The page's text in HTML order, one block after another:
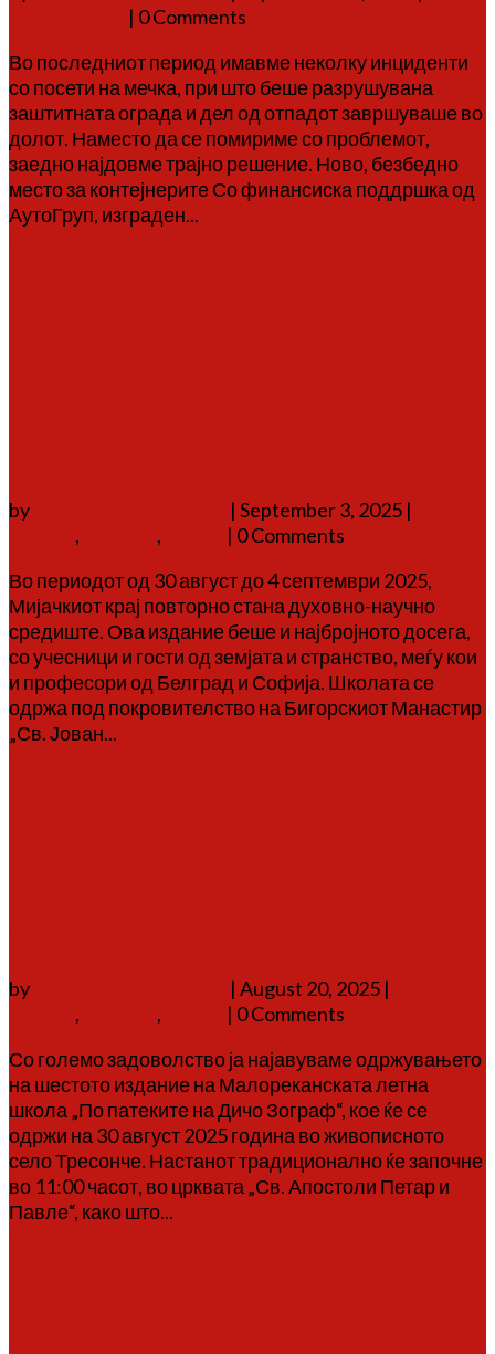
| 0 Comments
Во последниот период имавме неколку инциденти
со посети на мечка, при што беше разрушувана
заштитната ограда и дел од отпадот завршуваше во
долот. Наместо да се помириме со проблемот,
заедно најдовме трајно решение. Ново, безбедно
место за контејнерите Со финансиска поддршка од
АутоГруп, изграден...
by | September 3, 2025 |
, ,
| 0 Comments
Во периодот од 30 август до 4 септември 2025,
Мијачкиот крај повторно стана духовно-научно
средиште. Ова издание беше и најбројното досега,
со учесници и гости од земјата и странство, меѓу кои
и професори од Белград и Софија. Школата се
одржа под покровителство на Бигорскиот Манастир
„Св. Јован...
by | August 20, 2025 |
, ,
| 0 Comments
Со големо задоволство ја најавуваме одржувањето
на шестото издание на Малореканската летна
школа „По патеките на Дичо Зограф“, кое ќе се
одржи на 30 август 2025 година во живописното
село Тресонче. Настанот традиционално ќе започне
во 11:00 часот, во црквата „Св. Апостоли Петар и
Павле“, како што...